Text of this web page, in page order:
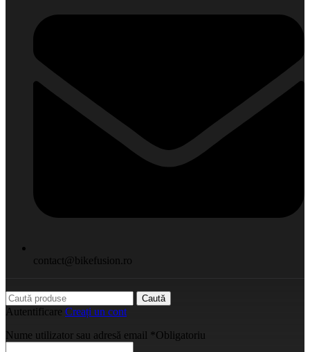
contact@bikefusion.ro
Caută
Autentificare Creați un cont
Nume utilizator sau adresă email *Obligatoriu